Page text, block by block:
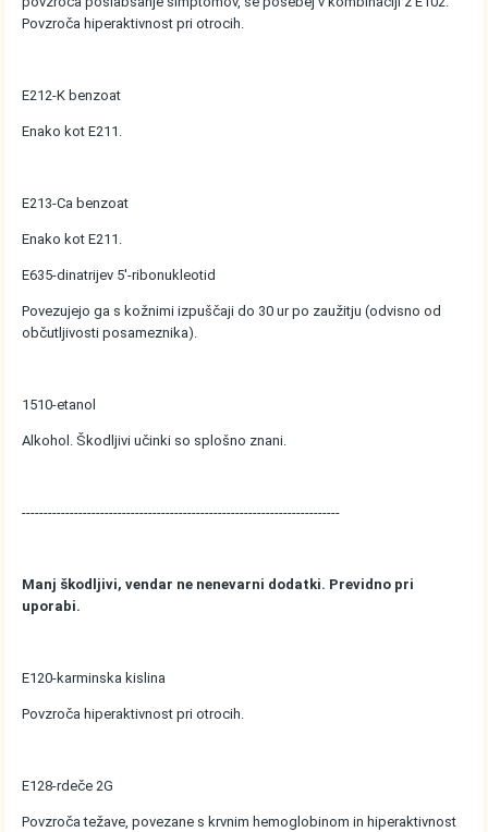
Povzroča hiperaktivnost pri otrocih.
E212-K benzoat
Enako kot E211.
E213-Ca benzoat
Enako kot E211.
E635-dinatrijev 5'-ribonukleotid
Povezujejo ga s kožnimi izpuščaji do 30 ur po zaužitju (odvisno od
občutljivosti posameznika).
1510-etanol
Alkohol. Škodljivi učinki so splošno znani.
-------------------------------------------------------------------------
Manj škodljivi, vendar ne nenevarni dodatki. Previdno pri
uporabi.
E120-karminska kislina
Povzroča hiperaktivnost pri otrocih.
E128-rdeče 2G
Povzroča težave, povezane s krvnim hemoglobinom in hiperaktivnost